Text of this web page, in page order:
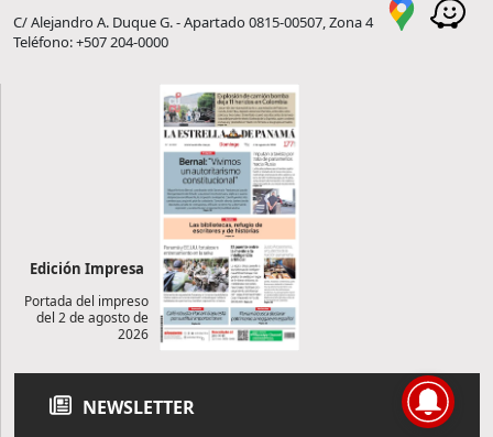
C/ Alejandro A. Duque G. - Apartado 0815-00507, Zona 4
Teléfono: +507 204-0000
Edición Impresa
Portada del impreso
del 2 de agosto de
2026
NEWSLETTER